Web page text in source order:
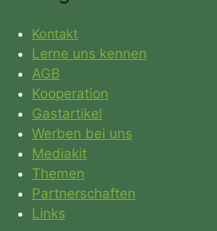
Kontakt
Lerne uns kennen
AGB
Kooperation
Gastartikel
Werben bei uns
Mediakit
Themen
Partnerschaften
Links